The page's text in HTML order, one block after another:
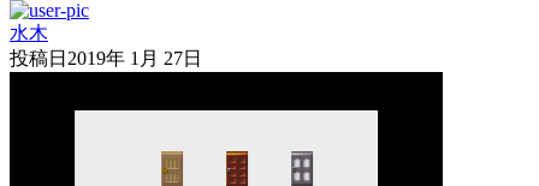
水木
投稿日 2019年 1月 27日